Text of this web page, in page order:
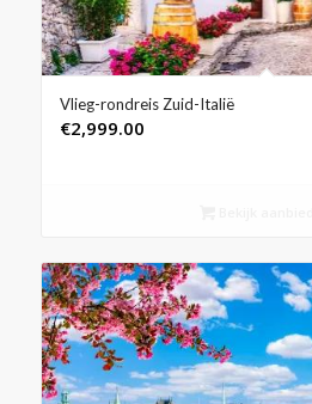
Vlieg-rondreis Zuid-Italië
€2,999.00